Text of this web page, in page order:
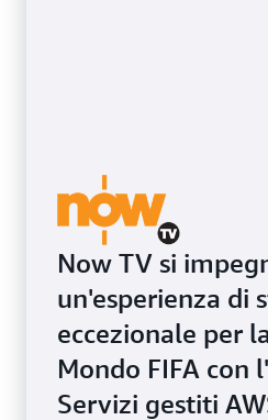
Now TV si
un'esperienza di
eccezionale per
Mondo FIFA con
Servizi gestiti